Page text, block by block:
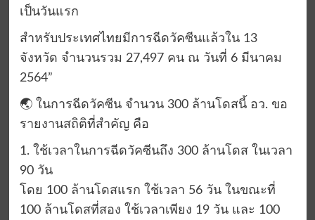
เป็นวันแรก
สำหรับประเทศไทยมีการฉีดวัคซีนแล้วใน 13
จังหวัด จำนวนรวม 27,497 คน ณ วันที่ 6 มีนาคม
2564”
🌏 ในการฉีดวัคซีน จำนวน 300 ล้านโดสนี้ อว. ขอ
รายงานสถิติที่สำคัญ คือ
1. ใช้เวลาในการฉีดวัคซีนถึง 300 ล้านโดส ในเวลา
90 วัน
โดย 100 ล้านโดสแรก ใช้เวลา 56 วัน ในขณะที่
100 ล้านโดสที่สอง ใช้เวลาเพียง 19 วัน และ 100